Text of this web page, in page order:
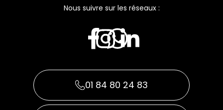
Nous suivre sur les réseaux :
01 84 80 24 83